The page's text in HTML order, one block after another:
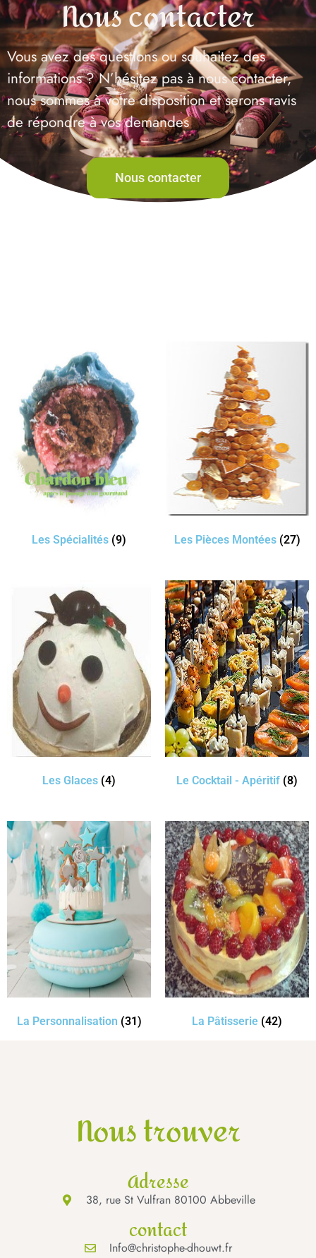
Nous contacter
Vous avez des questions ou souhaitez des
informations ? N’hésitez pas à nous contacter,
nous sommes à votre disposition et serons ravis
de répondre à vos demandes
Nous contacter
Les Spécialités (9) Les Pièces Montées (27)
Les Glaces (4) Le Cocktail - Apéritif (8)
La Personnalisation (31) La Pâtisserie (42)
Nous trouver
Adresse
38, rue St Vulfran 80100 Abbeville
contact
Info@christophe-dhouwt.fr